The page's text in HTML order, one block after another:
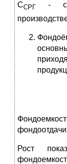
ССРГ -
Рост